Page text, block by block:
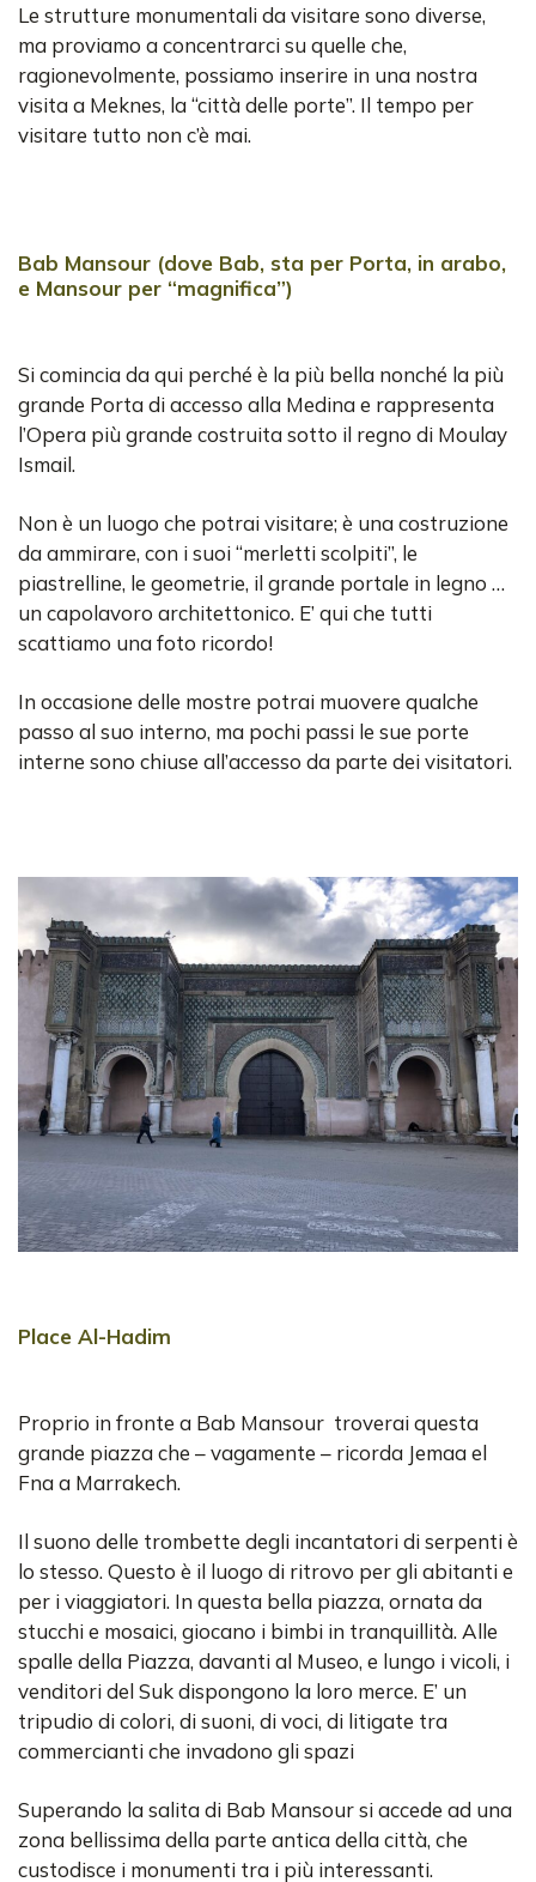
Le strutture monumentali da visitare sono diverse,
ma proviamo a concentrarci su quelle che,
ragionevolmente, possiamo inserire in una nostra
visita a Meknes, la “città delle porte”. Il tempo per
visitare tutto non c’è mai.
Bab Mansour (dove Bab, sta per Porta, in arabo,
e Mansour per “magnifica”)
Si comincia da qui perché è la più bella nonché la più
grande Porta di accesso alla Medina e rappresenta
l’Opera più grande costruita sotto il regno di Moulay
Ismail.
Non è un luogo che potrai visitare; è una costruzione
da ammirare, con i suoi “merletti scolpiti”, le
piastrelline, le geometrie, il grande portale in legno …
un capolavoro architettonico. E’ qui che tutti
scattiamo una foto ricordo!
In occasione delle mostre potrai muovere qualche
passo al suo interno, ma pochi passi le sue porte
interne sono chiuse all’accesso da parte dei visitatori.
Place Al-Hadim
Proprio in fronte a Bab Mansour troverai questa
grande piazza che – vagamente – ricorda Jemaa el
Fna a Marrakech.
Il suono delle trombette degli incantatori di serpenti è
lo stesso. Questo è il luogo di ritrovo per gli abitanti e
per i viaggiatori. In questa bella piazza, ornata da
stucchi e mosaici, giocano i bimbi in tranquillità. Alle
spalle della Piazza, davanti al Museo, e lungo i vicoli, i
venditori del Suk dispongono la loro merce. E’ un
tripudio di colori, di suoni, di voci, di litigate tra
commercianti che invadono gli spazi
Superando la salita di Bab Mansour si accede ad una
zona bellissima della parte antica della città, che
custodisce i monumenti tra i più interessanti.